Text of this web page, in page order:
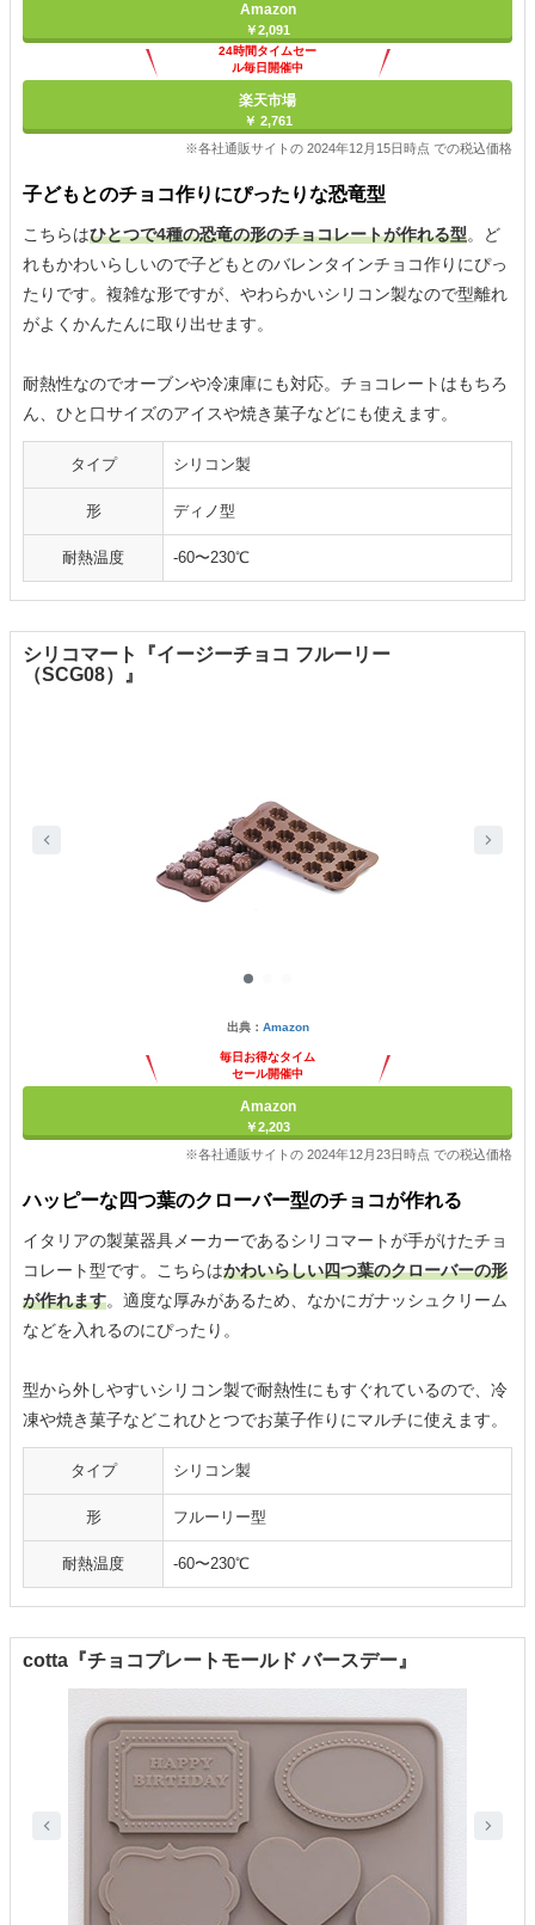
Amazon
￥2,091
24時間タイムセー
ル毎日開催中
楽天市場
￥ 2,761
※各社通販サイトの 2024年12月15日時点 での税込価格
子どもとのチョコ作りにぴったりな恐竜型
こちらはひとつで4種の恐竜の形のチョコレートが作れる型。ど
れもかわいらしいので子どもとのバレンタインチョコ作りにぴっ
たりです。複雑な形ですが、やわらかいシリコン製なので型離れ
がよくかんたんに取り出せます。
耐熱性なのでオーブンや冷凍庫にも対応。チョコレートはもちろ
ん、ひと口サイズのアイスや焼き菓子などにも使えます。
タイプ シリコン製
形 ディノ型
耐熱温度 -60〜230℃
シリコマート『イージーチョコ フルーリー
（SCG08）』
出典： Amazon
毎日お得なタイム
セール開催中
Amazon
￥2,203
※各社通販サイトの 2024年12月23日時点 での税込価格
ハッピーな四つ葉のクローバー型のチョコが作れる
イタリアの製菓器具メーカーであるシリコマートが手がけたチョ
コレート型です。こちらはかわいらしい四つ葉のクローバーの形
が作れます。適度な厚みがあるため、なかにガナッシュクリーム
などを入れるのにぴったり。
型から外しやすいシリコン製で耐熱性にもすぐれているので、冷
凍や焼き菓子などこれひとつでお菓子作りにマルチに使えます。
タイプ シリコン製
形 フルーリー型
耐熱温度 -60〜230℃
cotta『チョコプレートモールド バースデー』